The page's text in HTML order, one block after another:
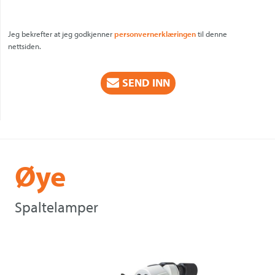
Jeg bekrefter at jeg godkjennerpersonvernerklæringentil denne
nettsiden.
Øye
Spaltelamper